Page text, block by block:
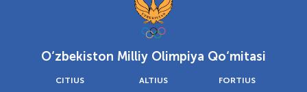
O‘zbekiston Milliy Olimpiya Qo‘mitasi
CITIUS ALTIUS FORTIUS